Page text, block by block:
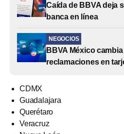
Caída de BBVA deja
banca en línea
NEGOCIOS
BBVA México
reclamaciones en
CDMX
Guadalajara
Querétaro
Veracruz